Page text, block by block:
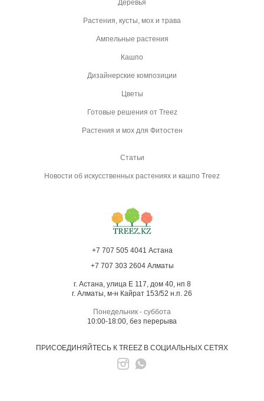
Деревья
Растения, кусты, мох и трава
Ампельные растения
Кашпо
Дизайнерские композиции
Цветы
Готовые решения от Treez
Растения и мох для Фитостен
Статьи
Новости об искусственных растениях и кашпо Treez
+7 707 505 4041 Астана
+7 707 303 2604 Алматы
г. Астана, улица Е 117, дом 40, нп 8
г. Алматы, м-н Кайрат 153/52 н.п. 26
Понедельник - суббота
10:00-18:00, без перерыва
ПРИСОЕДИНЯЙТЕСЬ К TREEZ В СОЦИАЛЬНЫХ СЕТЯХ